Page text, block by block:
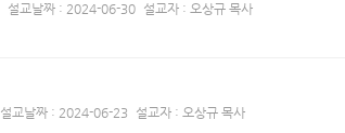
설교날짜 : 2024-06-30 설교자 : 오상규 목사
설교날짜 : 2024-06-23 설교자 : 오상규 목사